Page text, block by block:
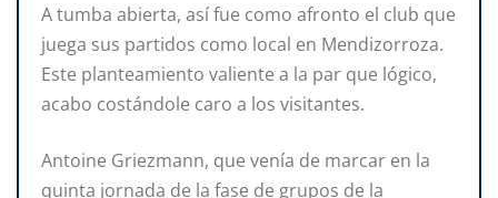
A tumba abierta, así fue como afronto el club que
juega sus partidos como local en Mendizorroza.
Este planteamiento valiente a la par que lógico,
acabo costándole caro a los visitantes.
Antoine Griezmann, que venía de marcar en la
quinta jornada de la fase de grupos de la